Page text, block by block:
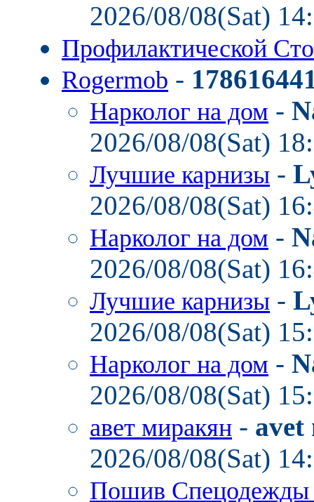
2026/08/08(Sat)
Профилактической
Rogermob -
Нарколог на дом -
2026/08/08(Sat)
Лучшие карнизы -
2026/08/08(Sat)
Нарколог на дом -
2026/08/08(Sat)
Лучшие карнизы -
2026/08/08(Sat)
Нарколог на дом -
2026/08/08(Sat)
авет миракян - avet
2026/08/08(Sat)
Пошив